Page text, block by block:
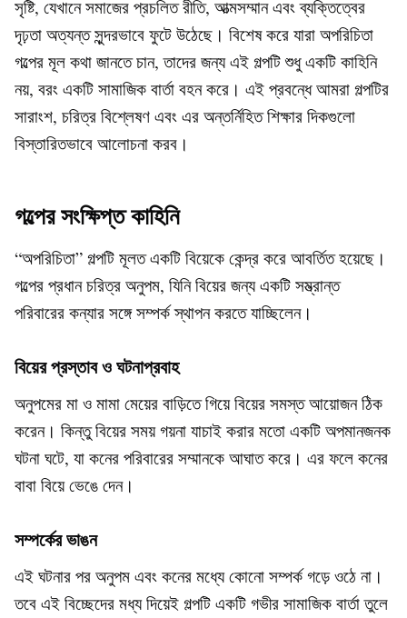
সৃষ্টি, যেখানে সমাজের প্রচলিত রীতি, আত্মসম্মান এবং ব্যক্তিত্বের
দৃঢ়তা অত্যন্ত সুন্দরভাবে ফুটে উঠেছে। বিশেষ করে যারা অপরিচিতা
গল্পের মূল কথা জানতে চান, তাদের জন্য এই গল্পটি শুধু একটি কাহিনি
নয়, বরং একটি সামাজিক বার্তা বহন করে। এই প্রবন্ধে আমরা গল্পটির
সারাংশ, চরিত্র বিশ্লেষণ এবং এর অন্তর্নিহিত শিক্ষার দিকগুলো
বিস্তারিতভাবে আলোচনা করব।
গল্পের সংক্ষিপ্ত কাহিনি
“অপরিচিতা” গল্পটি মূলত একটি বিয়েকে কেন্দ্র করে আবর্তিত হয়েছে।
গল্পের প্রধান চরিত্র অনুপম, যিনি বিয়ের জন্য একটি সম্ভ্রান্ত
পরিবারের কন্যার সঙ্গে সম্পর্ক স্থাপন করতে যাচ্ছিলেন।
বিয়ের প্রস্তাব ও ঘটনাপ্রবাহ
অনুপমের মা ও মামা মেয়ের বাড়িতে গিয়ে বিয়ের সমস্ত আয়োজন ঠিক
করেন। কিন্তু বিয়ের সময় গয়না যাচাই করার মতো একটি অপমানজনক
ঘটনা ঘটে, যা কনের পরিবারের সম্মানকে আঘাত করে। এর ফলে কনের
বাবা বিয়ে ভেঙে দেন।
সম্পর্কের ভাঙন
এই ঘটনার পর অনুপম এবং কনের মধ্যে কোনো সম্পর্ক গড়ে ওঠে না।
তবে এই বিচ্ছেদের মধ্য দিয়েই গল্পটি একটি গভীর সামাজিক বার্তা তুলে